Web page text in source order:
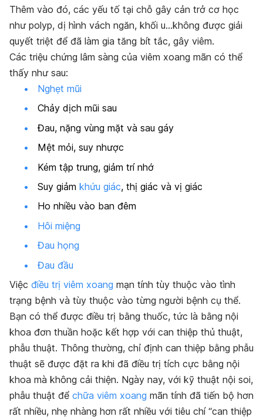
Thêm vào đó, các yếu tố tại chỗ gây cản trở cơ học
như polyp, dị hình vách ngăn, khối u…không được giải
quyết triệt để đã làm gia tăng bít tắc, gây viêm.
Các triệu chứng lâm sàng của viêm xoang mãn có thể
thấy như sau:
Nghẹt mũi
Chảy dịch mũi sau
Đau, nặng vùng mặt và sau gáy
Mệt mỏi, suy nhược
Kém tập trung, giảm trí nhớ
Suy giảm khứu giác, thị giác và vị giác
Ho nhiều vào ban đêm
Hôi miệng
Đau họng
Đau đầu
Việc điều trị viêm xoang mạn tính tùy thuộc vào tình
trạng bệnh và tùy thuộc vào từng người bệnh cụ thể.
Bạn có thể được điều trị bằng thuốc, tức là bằng nội
khoa đơn thuần hoặc kết hợp với can thiệp thủ thuật,
phẫu thuật. Thông thường, chỉ định can thiệp bằng phẫu
thuật sẽ được đặt ra khi đã điều trị tích cực bằng nội
khoa mà không cải thiện. Ngày nay, với kỹ thuật nội soi,
phẫu thuật để chữa viêm xoang mãn tính đã tiến bộ hơn
rất nhiều, nhẹ nhàng hơn rất nhiều với tiêu chí “can thiệp